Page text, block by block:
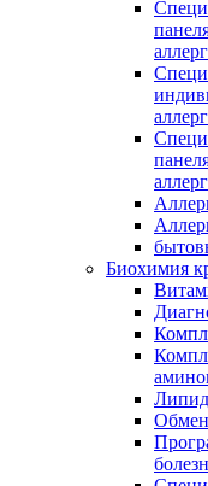
Биохимия